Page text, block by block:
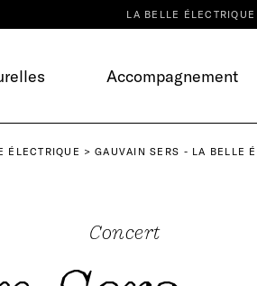
LA BELLE ÉLECTRIQUE
Accompagnement
ÉLECTRIQUE GAUVAIN SERS - LA BELLE
Concert